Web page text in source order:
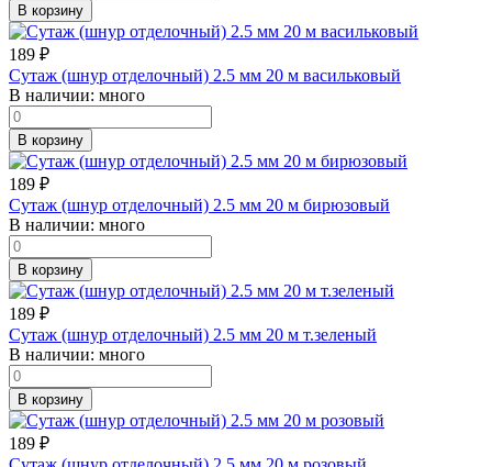
В корзину
189 ₽
Сутаж (шнур отделочный) 2.5 мм 20 м васильковый
В наличии: много
В корзину
189 ₽
Сутаж (шнур отделочный) 2.5 мм 20 м бирюзовый
В наличии: много
В корзину
189 ₽
Сутаж (шнур отделочный) 2.5 мм 20 м т.зеленый
В наличии: много
В корзину
189 ₽